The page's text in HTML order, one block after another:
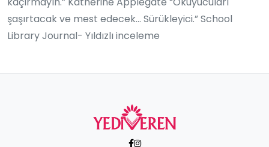
şaşırtacak ve mest edecek... Sürükleyici.” School
Library Journal- Yıldızlı inceleme